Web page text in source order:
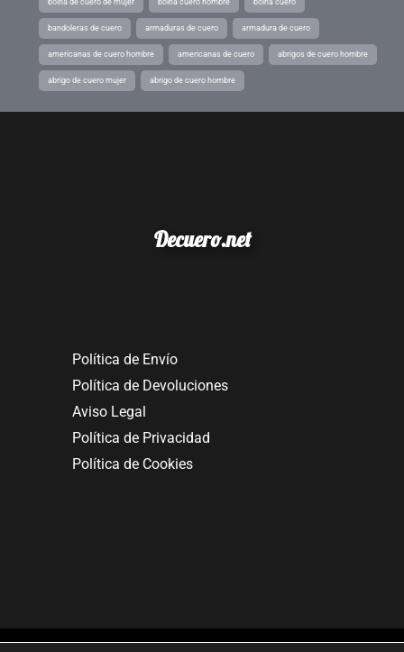
boina de cuero de mujer boina cuero hombre boina cuero
bandoleras de cuero armaduras de cuero armadura de cuero
americanas de cuero hombre americanas de cuero abrigos de cuero hombre
abrigo de cuero mujer abrigo de cuero hombre
Decuero.net
Política de Envío
Política de Devoluciones
Aviso Legal
Política de Privacidad
Política de Cookies